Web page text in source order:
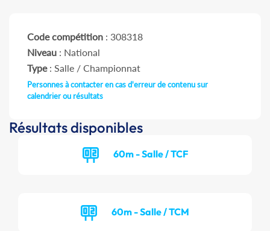
Code compétition : 308318
Niveau : National
Type: Salle / Championnat
Personnes à contacter en cas d'erreur de contenu sur
calendrier ou résultats
Résultats disponibles
60m - Salle / TCF
60m - Salle / TCM